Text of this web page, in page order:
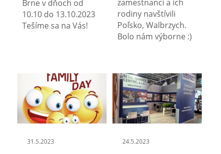
Brne v dňoch od
10.10 do 13.10.2023
Tešíme sa na Vás!
zamestnanci a ich
rodiny navštívili
Poľsko, Walbrzych.
Bolo nám výborne :)
31.5.2023 24.5.2023